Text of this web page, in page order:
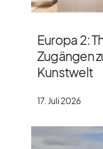
Europa 2:
Zugängen
Kunstwelt
17. Juli 2026